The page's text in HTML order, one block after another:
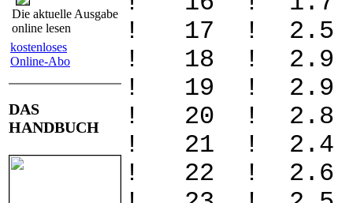
Die aktuelle Ausgabe
online lesen
kostenloses
Online-Abo
DAS
HANDBUCH
! 17 !
! 18 !
! 19 ! 2.9
! 20 !
! 21 !
! 22 !